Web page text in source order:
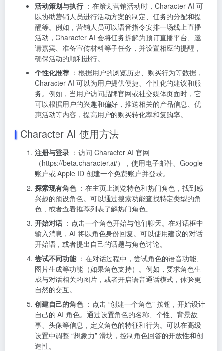
活动策划与执行 ：在策划营销活动时，Character AI 可
以协助营销人员进行活动方案的制定、任务的分配和提
醒等。例如，营销人员可以语音指令安排一场线上直播
活动，Character AI 会将任务拆解为预订直播平台、邀
请嘉宾、准备宣传材料等子任务，并设置相应的提醒，
确保活动的顺利进行。
个性化推荐 ：根据用户的浏览历史、购买行为等数据，
Character AI 可以为用户提供便捷、个性化的建议和服
务。例如，当用户访问品牌官网或社交媒体页面时，它
可以根据用户的兴趣和偏好，推送相关的产品信息、优
惠活动等内容，提高用户的购买转化率和复购率。
Character AI 使用方法
注册与登录 ：访问 Character AI 官网
（https://beta.character.ai/），使用电子邮件、Google
账户或 Apple ID 创建一个免费账户并登录。
探索现有角色：在主页上浏览特色和热门角色，找到感
兴趣的预设角色。可以通过搜索功能查找特定类型的角
色，或者查看推荐列表了解热门角色。
开始对话 ：点击一个角色开始与他们聊天。在对话框中
输入消息，AI 将以角色身份回复。可以使用建议的对话
开始语，或者提出自己的话题与角色讨论。
尝试不同功能：在对话过程中，尝试角色的语音功能、
图片生成等功能（如果角色支持）。例如，要求角色生
成与对话相关的图片，或者开启语音通话模式，体验更
自然的交互。
创建自己的角色：点击 “创建一个角色” 按钮，开始设计
自己的 AI 角色。通过设置角色的名称、个性、背景故
事、头像等信息，定义角色的特征和行为。可以在高级
设置中调整 “想象力” 滑块，控制角色回答的开放性和创
造性。